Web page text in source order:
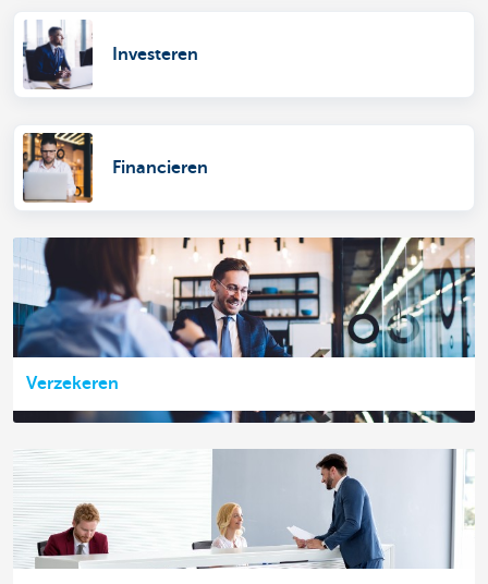
Investeren
Financieren
Verzekeren